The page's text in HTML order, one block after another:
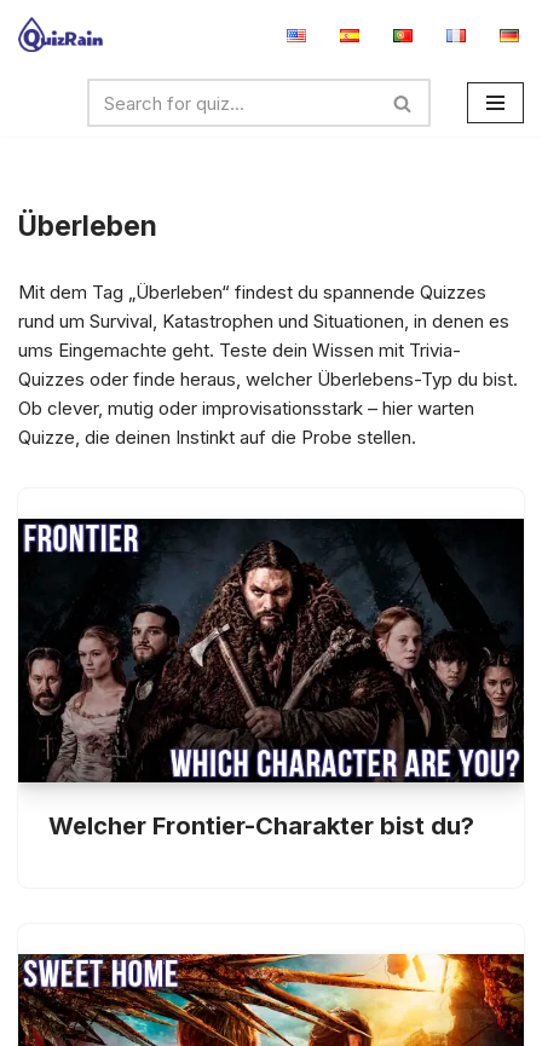
springen
Überleben
Mit dem Tag „Überleben“ findest du spannende Quizzes
rund um Survival, Katastrophen und Situationen, in denen es
ums Eingemachte geht. Teste dein Wissen mit Trivia-
Quizzes oder finde heraus, welcher Überlebens-Typ du bist.
Ob clever, mutig oder improvisationsstark – hier warten
Quizze, die deinen Instinkt auf die Probe stellen.
Welcher Frontier-Charakter bist du?